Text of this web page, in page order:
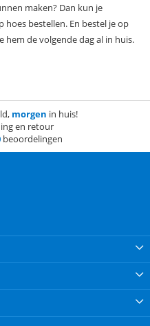
maken? Dan kun je
bestellen. En bestel je op
hem de volgende dag al in huis.
morgen in huis!
en retour
beoordelingen